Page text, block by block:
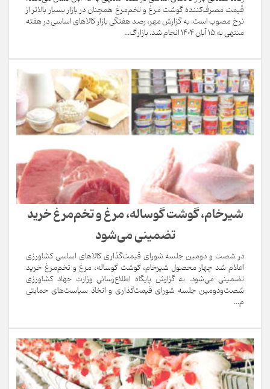
قیمت مصرف‌کننده گوشت مرغ و تخم‌مرغ همچنان در بازار بسیار بالاتر از
نرخ مصوب است. به گزارش مهر، رصد هفتگی بازار کالاهای اساسی در هفته
منتهی به ۱۵ آبان ۱۴۰۴ انجام شد. بازار گ...
شیرخام، گوشت گوساله، مرغ و تخم‌مرغ خرید
تضمینی می‌شود
در شصت و دومین جلسه شورای قیمت‌گذاری کالاهای اساسی کشاورزی
اعلام شد چهار محصول شیرخام، گوشت گوساله، مرغ و تخم‌مرغ خرید
تضمینی می‌شود. به گزارش پایگاه اطلاع‌رسانی وزارت جهاد کشاورزی
شصت‌ودومین جلسه شورای قیمت‌گذاری و اتخاذ سیاست‌های حمایتی
م...